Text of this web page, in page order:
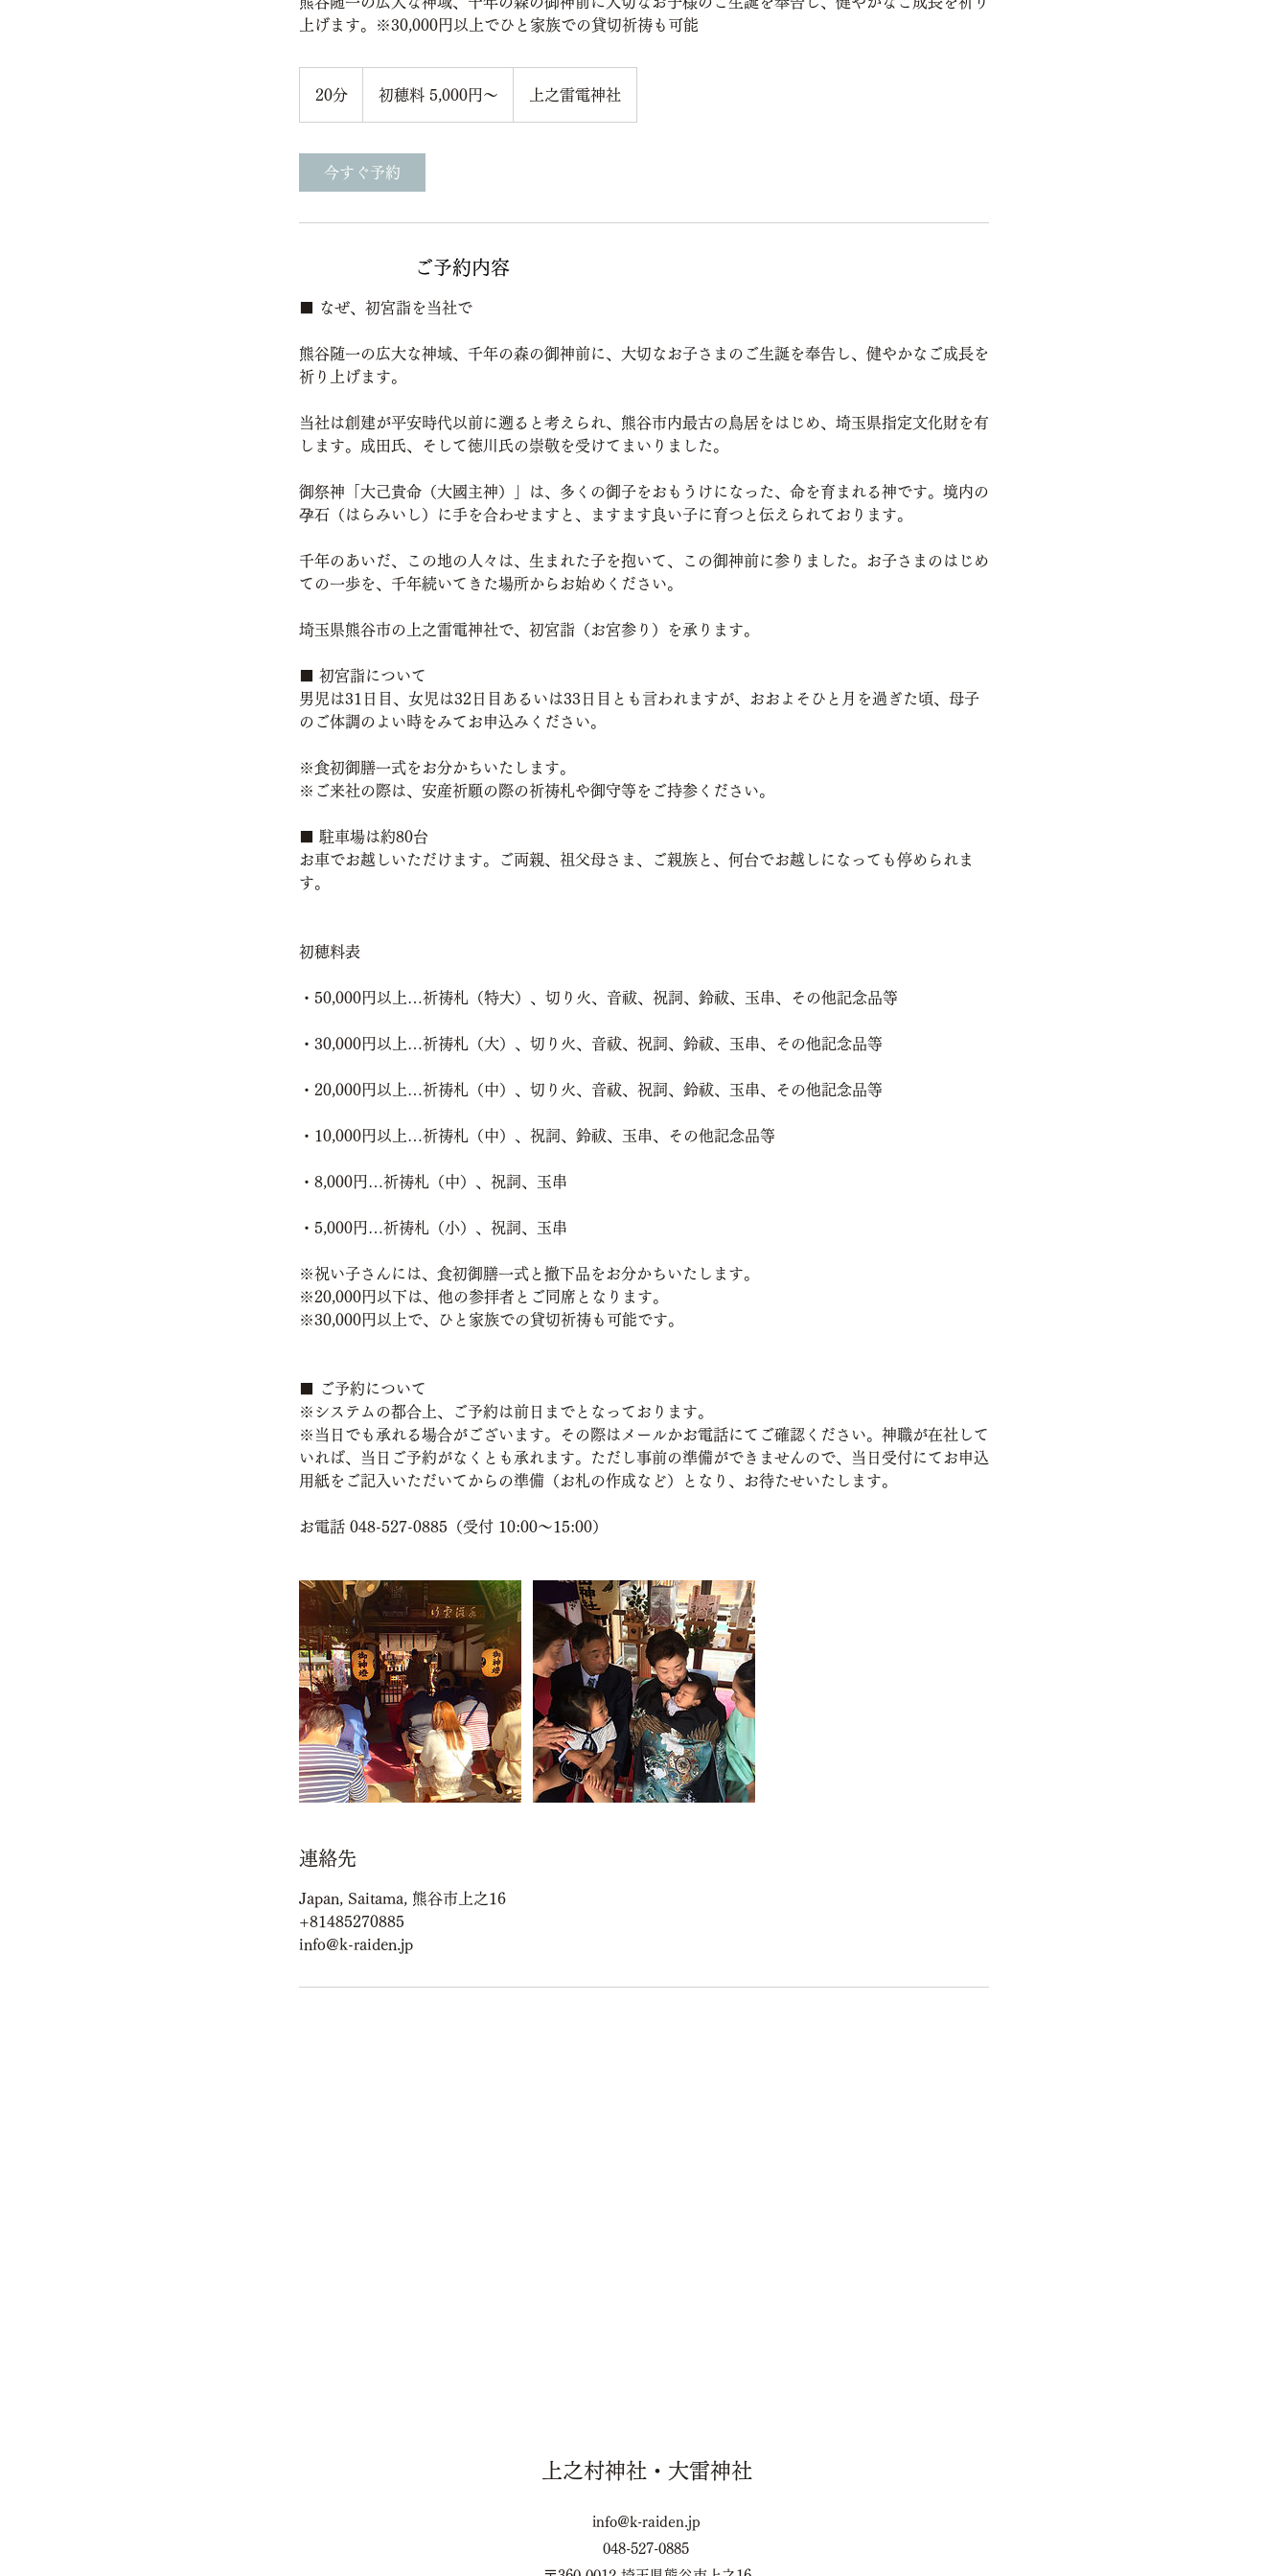
上げます。※30,000円以上でひと家族での貸切祈祷も可能
20分
円〜
初穂料 5,000円〜 上之雷電神社
今すぐ予約
■ なぜ、初宮詣を当社で
熊谷随一の広大な神域、千年の森の御神前に、大切なお子さまのご生誕を奉告し、健やかなご成長を
祈り上げます。
当社は創建が平安時代以前に遡ると考えられ、熊谷市内最古の鳥居をはじめ、埼玉県指定文化財を有
します。成田氏、そして徳川氏の崇敬を受けてまいりました。
御祭神「大己貴命（大國主神）」は、多くの御子をおもうけになった、命を育まれる神です。境内の
孕石（はらみいし）に手を合わせますと、ますます良い子に育つと伝えられております。
千年のあいだ、この地の人々は、生まれた子を抱いて、この御神前に参りました。お子さまのはじめ
ての一歩を、千年続いてきた場所からお始めください。
埼玉県熊谷市の上之雷電神社で、初宮詣（お宮参り）を承ります。
■ 初宮詣について
男児は31日目、女児は32日目あるいは33日目とも言われますが、おおよそひと月を過ぎた頃、母子
のご体調のよい時をみてお申込みください。
※食初御膳一式をお分かちいたします。
※ご来社の際は、安産祈願の際の祈祷札や御守等をご持参ください。
■ 駐車場は約80台
お車でお越しいただけます。ご両親、祖父母さま、ご親族と、何台でお越しになっても停められま
す。
初穂料表
・50,000円以上…祈祷札（特大）、切り火、音祓、祝詞、鈴祓、玉串、その他記念品等
・30,000円以上…祈祷札（大）、切り火、音祓、祝詞、鈴祓、玉串、その他記念品等
・20,000円以上…祈祷札（中）、切り火、音祓、祝詞、鈴祓、玉串、その他記念品等
・10,000円以上…祈祷札（中）、祝詞、鈴祓、玉串、その他記念品等
・8,000円…祈祷札（中）、祝詞、玉串
・5,000円…祈祷札（小）、祝詞、玉串
※祝い子さんには、食初御膳一式と撤下品をお分かちいたします。
※20,000円以下は、他の参拝者とご同席となります。
※30,000円以上で、ひと家族での貸切祈祷も可能です。
■ ご予約について
※システムの都合上、ご予約は前日までとなっております。
※当日でも承れる場合がございます。その際はメールかお電話にてご確認ください。神職が在社して
いれば、当日ご予約がなくとも承れます。ただし事前の準備ができませんので、当日受付にてお申込
用紙をご記入いただいてからの準備（お札の作成など）となり、お待たせいたします。
お電話 048-527-0885（受付 10:00〜15:00）
連絡先
Japan, Saitama, 熊谷市上之16
+81485270885
info@k-raiden.jp
上之村神社・大雷神社
info@k-raiden.jp
048-527-0885